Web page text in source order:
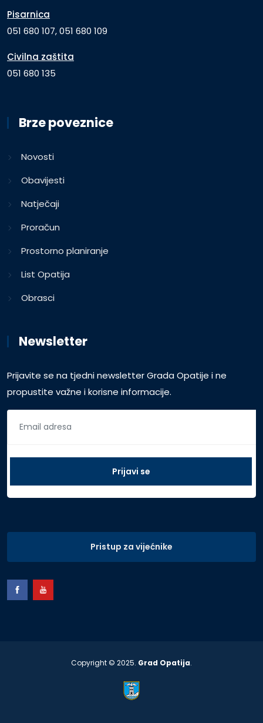
Pisarnica
051 680 107, 051 680 109
Civilna zaštita
051 680 135
Brze poveznice
Novosti
Obavijesti
Natječaji
Proračun
Prostorno planiranje
List Opatija
Obrasci
Newsletter
Prijavite se na tjedni newsletter Grada Opatije i ne
propustite važne i korisne informacije.
Pristup za vijećnike
Copyright © 2025. Grad Opatija.